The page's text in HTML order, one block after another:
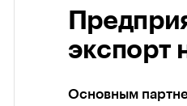
экспорт
Основным